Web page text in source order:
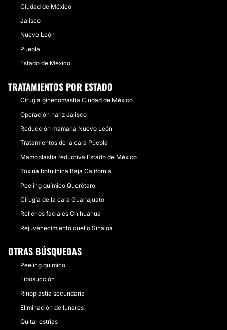
Ciudad de México
Jalisco
Nuevo León
Puebla
Estado de México
TRATAMIENTOS POR ESTADO
Cirugía ginecomastia Ciudad de México
Operación nariz Jalisco
Reducción mamaria Nuevo León
Tratamientos de la cara Puebla
Mamoplastia reductiva Estado de México
Toxina botulínica Baja California
Peeling químico Querétaro
Cirugía de la cara Guanajuato
Rellenos faciales Chihuahua
Rejuvenecimiento cuello Sinaloa
OTRAS BÚSQUEDAS
Peeling químico
Liposucción
Rinoplastia secundaria
Eliminación de lunares
Quitar estrías